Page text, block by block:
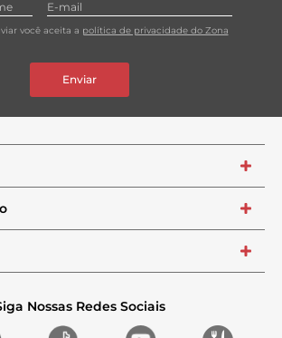
você aceita a política de privacidade do Zona
Enviar
+
+
+
Nossas Redes Sociais